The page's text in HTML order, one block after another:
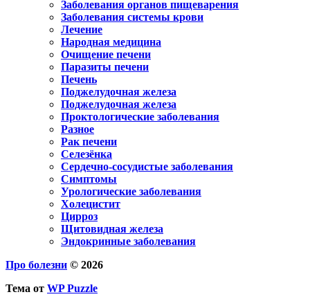
Заболевания органов пищеварения
Заболевания системы крови
Лечение
Народная медицина
Очищение печени
Паразиты печени
Печень
Поджелудочная железа
Поджелудочная железа
Проктологические заболевания
Разное
Рак печени
Селезёнка
Сердечно-сосудистые заболевания
Симптомы
Урологические заболевания
Холецистит
Цирроз
Щитовидная железа
Эндокринные заболевания
Про болезни © 2026
Тема от WP Puzzle